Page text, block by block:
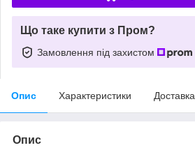
Що таке купити з Пром?
Замовлення під захистом
Опис Характеристики Доставка
Опис